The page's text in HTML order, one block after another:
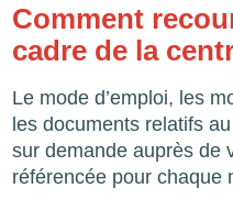
Comment
cadre de la
Le mode d’emploi, les
les documents relatifs
sur demande auprès de
référencée pour chaque